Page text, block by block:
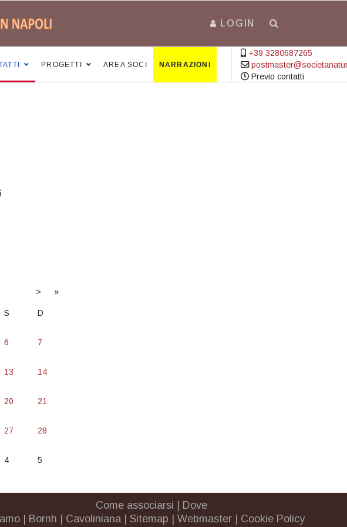
LOGIN
PROGETTI AREA SOCI NARRAZIONI
+39 3280687265
Previo contatti
> »
S D
6 7
13 14
20 21
27 28
4 5
Come associarsi
Dove
Bornh Cavoliniana| Sitemap Webmaster Cookie Policy